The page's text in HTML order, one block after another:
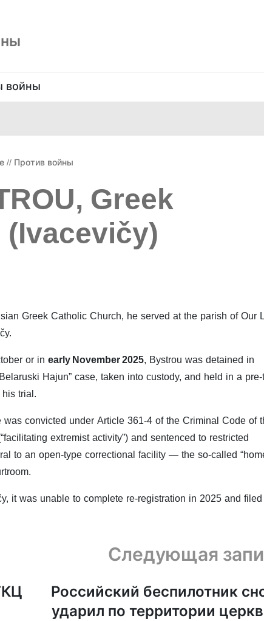
войны
// Против войны
Greek
Greek Catholic Church, he served at the parish of Our
or in early November 2025, Bystrou was detained in
Hajun” case, taken into custody, and held in a pre-
trial.
was convicted under Article 361-4 of the Criminal Code of
extremist activity”) and sentenced to restricted
to an open-type correctional facility — the so-called
it was unable to complete re-registration in 2025 and
Следующая
Российский беспилотник
ударил по территории